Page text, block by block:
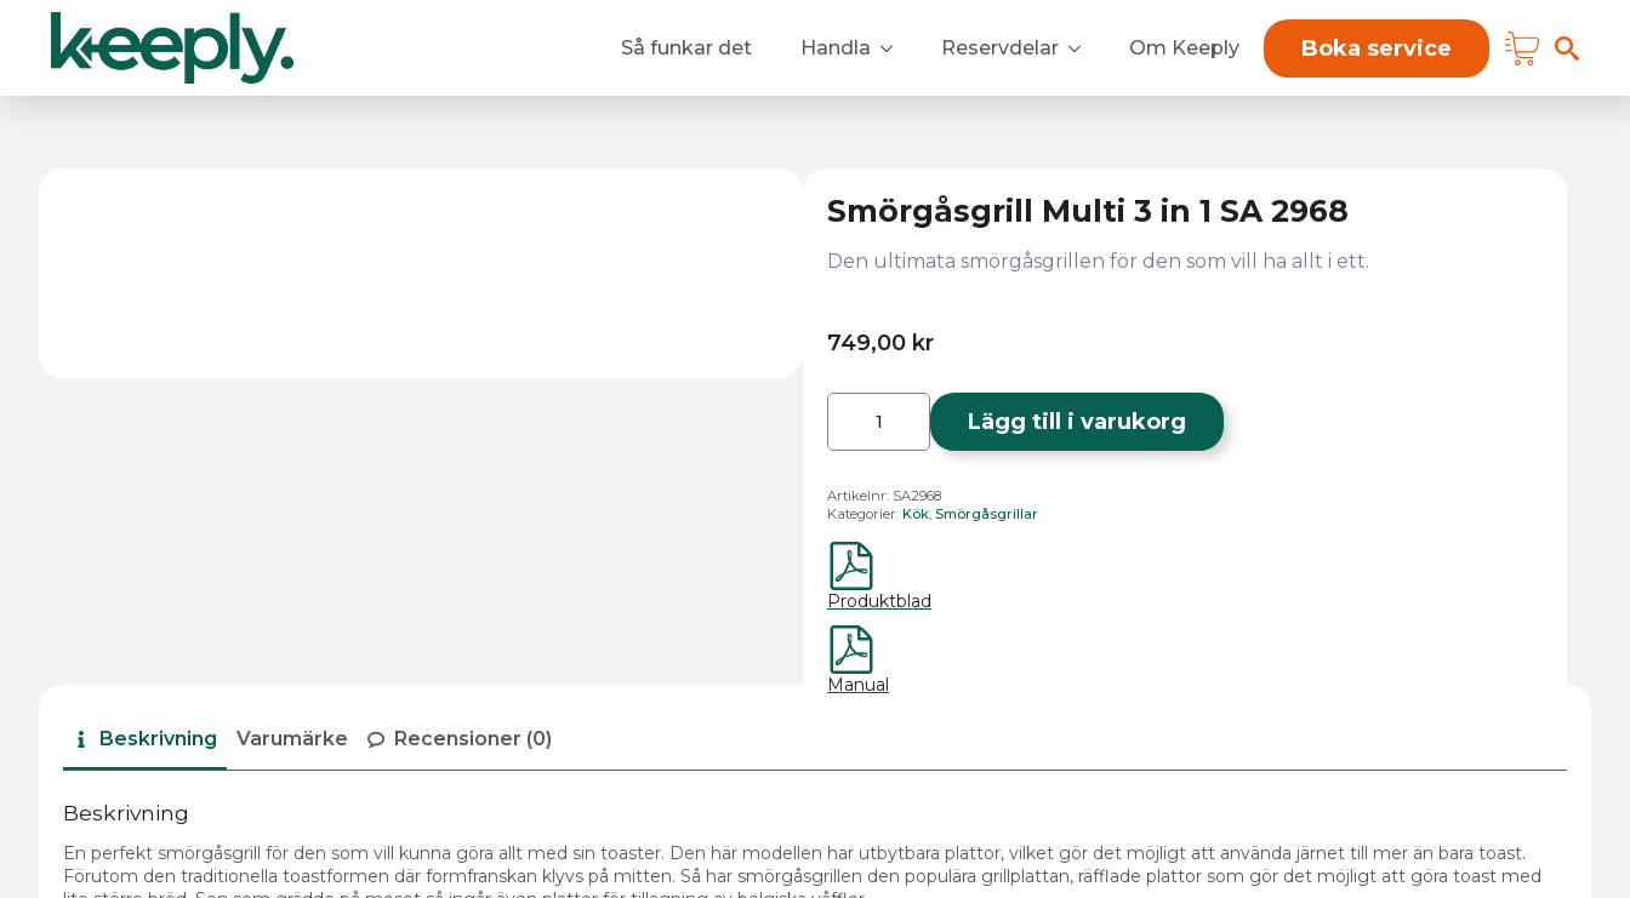
Så funkar det Handla Reservdelar Om Keeply Boka service
Smörgåsgrill Multi 3 in 1 SA 2968
Den ultimata smörgåsgrillen för den som vill ha allt i ett.
749,00 kr
Smörgåsgrill
in
2968
mängd
Lägg till i varukorg
Artikelnr: SA2968
Kategorier: Kök, Smörgåsgrillar
Produktblad
Manual
Beskrivning Varumärke Recensioner (0)
Beskrivning
En perfekt smörgåsgrill för den som vill kunna göra allt med sin toaster. Den här modellen har utbytbara plattor, vilket gör det möjligt att använda järnet till mer än bara toast.
Förutom den traditionella toastformen där formfranskan klyvs på mitten. Så har smörgåsgrillen den populära grillplattan, räfflade plattor som gör det möjligt att göra toast med